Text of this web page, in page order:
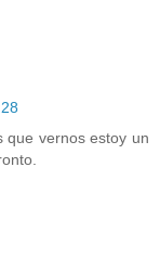
que vernos estoy un